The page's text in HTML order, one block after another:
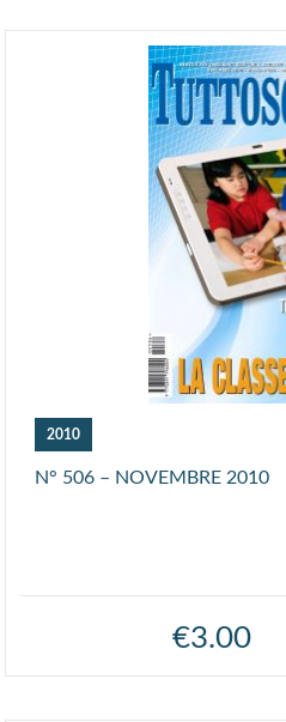
2010
N° 506 – NOVEMBRE 2010
€3.00